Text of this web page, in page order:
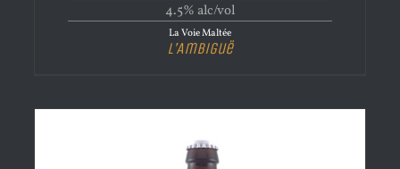
4.5% alc/vol
La Voie Maltée
L’Ambiguë